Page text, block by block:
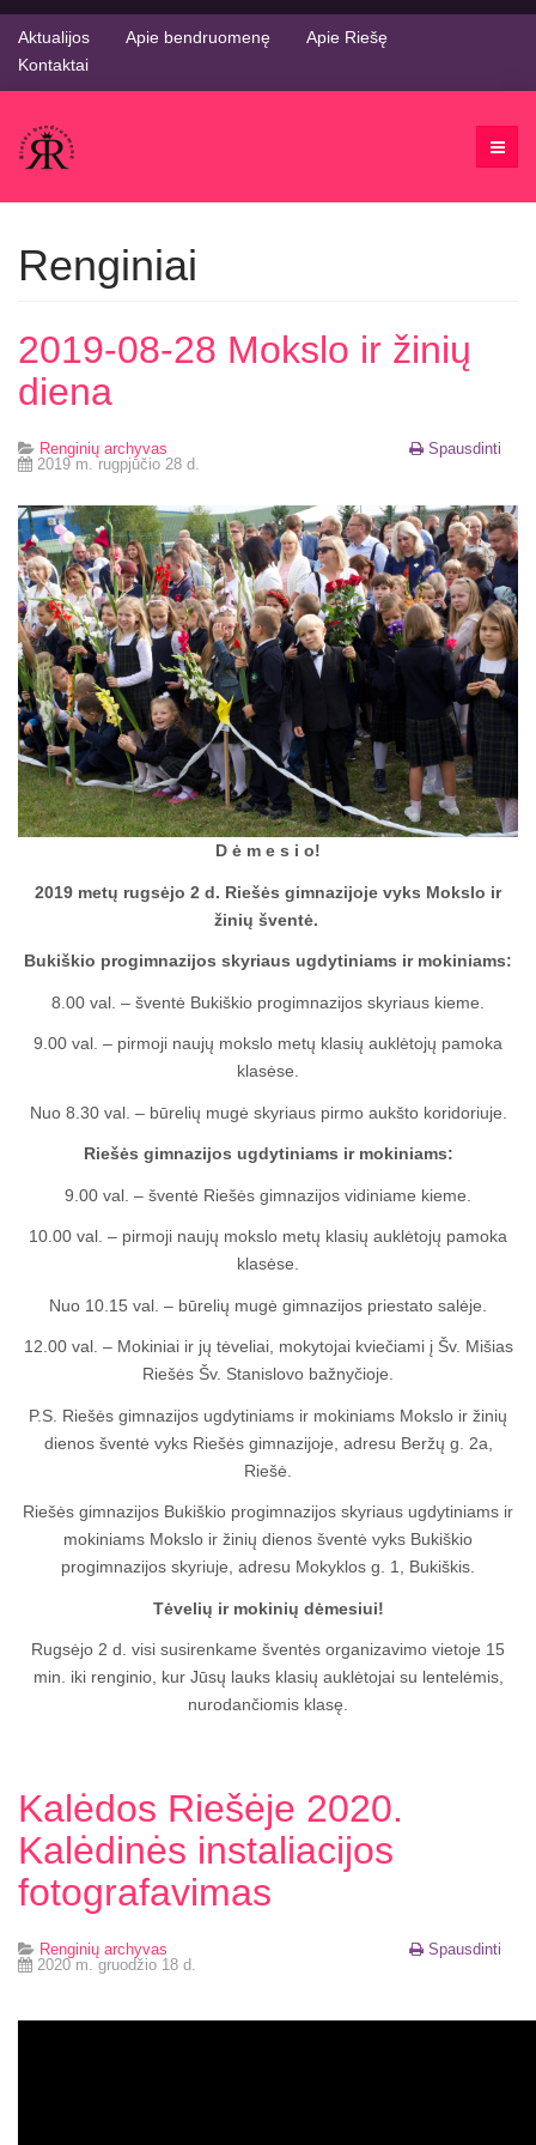
Aktualijos Apie bendruomenę
Apie Riešę
Kontaktai
Renginiai
2019-08-28 Mokslo ir žinių
diena
Spausdinti
Renginių archyvas
2019 m. rugpjūčio 28 d.
D ė m e s i o!
2019 metų rugsėjo 2 d. Riešės gimnazijoje vyks Mokslo ir
žinių šventė.
Bukiškio progimnazijos skyriaus ugdytiniams ir mokiniams:
8.00 val. – šventė Bukiškio progimnazijos skyriaus kieme.
9.00 val. – pirmoji naujų mokslo metų klasių auklėtojų pamoka
klasėse.
Nuo 8.30 val. – būrelių mugė skyriaus pirmo aukšto koridoriuje.
Riešės gimnazijos ugdytiniams ir mokiniams:
9.00 val. – šventė Riešės gimnazijos vidiniame kieme.
10.00 val. – pirmoji naujų mokslo metų klasių auklėtojų pamoka
klasėse.
Nuo 10.15 val. – būrelių mugė gimnazijos priestato salėje.
12.00 val. – Mokiniai ir jų tėveliai, mokytojai kviečiami į Šv. Mišias
Riešės Šv. Stanislovo bažnyčioje.
P.S. Riešės gimnazijos ugdytiniams ir mokiniams Mokslo ir žinių
dienos šventė vyks Riešės gimnazijoje, adresu Beržų g. 2a,
Riešė.
Riešės gimnazijos Bukiškio progimnazijos skyriaus ugdytiniams ir
mokiniams Mokslo ir žinių dienos šventė vyks Bukiškio
progimnazijos skyriuje, adresu Mokyklos g. 1, Bukiškis.
Tėvelių ir mokinių dėmesiui!
Rugsėjo 2 d. visi susirenkame šventės organizavimo vietoje 15
min. iki renginio, kur Jūsų lauks klasių auklėtojai su lentelėmis,
nurodančiomis klasę.
Kalėdos Riešėje 2020.
Kalėdinės instaliacijos
fotografavimas
Spausdinti
Renginių archyvas
2020 m. gruodžio 18 d.